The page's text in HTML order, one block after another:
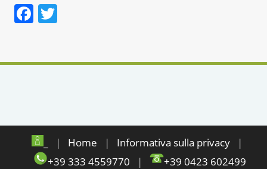
Facebook
Home
Informativa sulla privacy
+39 333 4559770
+39 0423 602499